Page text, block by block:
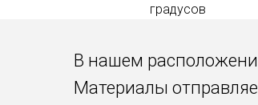
градусов
В нашем
Материалы